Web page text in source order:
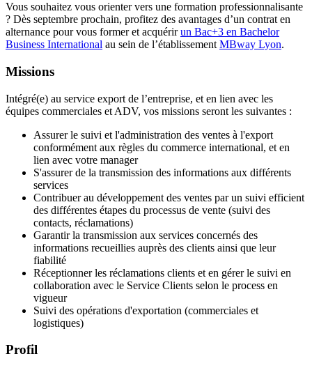
Vous souhaitez vous orienter vers une formation professionnalisante
? Dès septembre prochain, profitez des avantages d’un contrat en
alternance pour vous former et acquérirun Bac+3 en Bachelor
Business International au sein de l’établissement MBway Lyon.
Missions
Intégré(e) au service export de l’entreprise, et en lien avec les
équipes commerciales et ADV, vos missions seront les suivantes :
Assurer le suivi et l'administration des ventes à l'export
conformément aux règles du commerce international, et en
lien avec votre manager
S'assurer de la transmission des informations aux différents
services
Contribuer au développement des ventes par un suivi efficient
des différentes étapes du processus de vente (suivi des
contacts, réclamations)
Garantir la transmission aux services concernés des
informations recueillies auprès des clients ainsi que leur
fiabilité
Réceptionner les réclamations clients et en gérer le suivi en
collaboration avec le Service Clients selon le process en
vigueur
Suivi des opérations d'exportation (commerciales et
logistiques)
Profil